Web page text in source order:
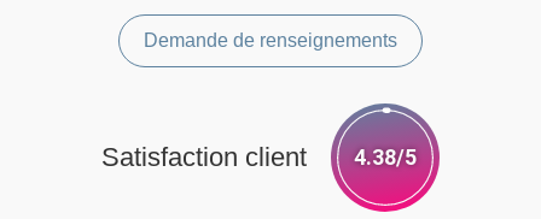
Demande de renseignements
Satisfaction client 4.38/5